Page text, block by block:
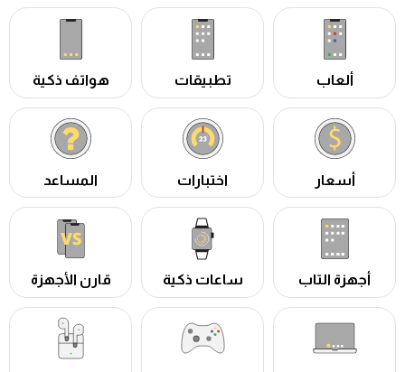
ألعاب تطبيقات هواتف ذكية
أسعار اختبارات المساعد
أجهزة التاب ساعات ذكية قارن الأجهزة